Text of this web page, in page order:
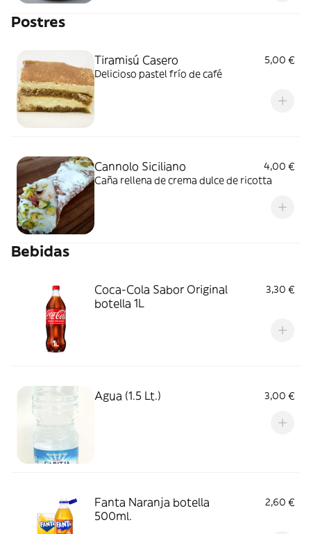
Postres
Tiramisú Casero
5,00 €
Delicioso pastel frío de café
Cannolo Siciliano
4,00 €
Caña rellena de crema dulce de ricotta
Bebidas
Coca-Cola Sabor Original
botella 1L
3,30 €
Agua (1.5 Lt.) 3,00 €
Fanta Naranja botella
500ml.
2,60 €